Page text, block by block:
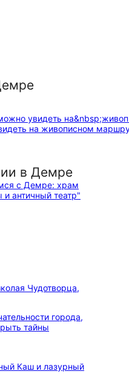
на живописном
в Демре
Чудотворца,
города,
тайны